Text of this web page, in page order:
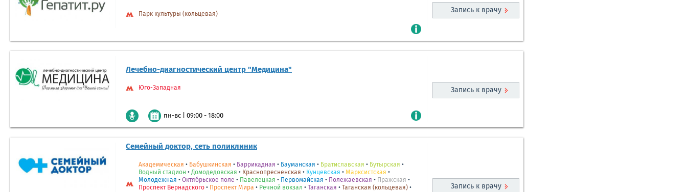
Парк культуры (кольцевая)
Запись к врачу
Лечебно-диагностический центр "Медицина"
Юго-Западная Запись к врачу
пн-вс 09:00 - 18:00
Семейный доктор, сеть поликлиник
Академическая • Бабушкинская • Баррикадная • Бауманская • Братиславская • Бутырская •
Водный стадион • Домодедовская • Краснопресненская • Кунцевская • Марксистская •
Молодежная • Октябрьское поле • Павелецкая • Первомайская • Полежаевская • Пражская •
Проспект Вернадского • Проспект Мира • Речной вокзал • Таганская • Таганская (кольцевая) •
Запись к врачу